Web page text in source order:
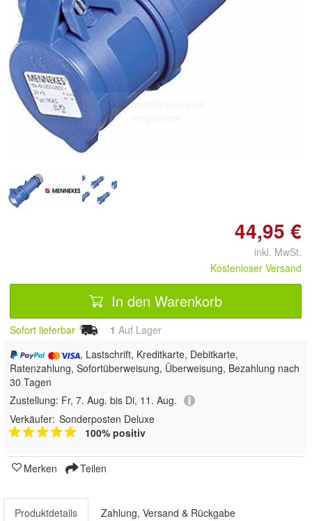
Doppelt antippen zum
44,95 €
inkl. MwSt.
Kostenloser Versand
In den Warenkorb
Sofort lieferbar 1 Auf Lager
, Lastschrift, Kreditkarte, Debitkarte,
Ratenzahlung, Sofortüberweisung, Überweisung, Bezahlung nach
30 Tagen
Zustellung: Fr, 7. Aug. bis Di, 11. Aug.
Verkäufer: Sonderposten Deluxe
100% positiv
Merken Teilen
Produktdetails Zahlung, Versand & Rückgabe